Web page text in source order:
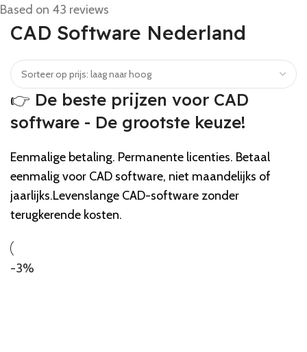
Based on 43 reviews
CAD Software Nederland
👉 De beste prijzen voor CAD
software - De grootste keuze!
Eenmalige betaling. Permanente licenties. Betaal
eenmalig voor CAD software, niet maandelijks of
jaarlijks.Levenslange CAD-software zonder
terugkerende kosten.
-3%